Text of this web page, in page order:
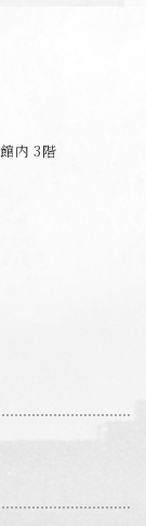
内 3階